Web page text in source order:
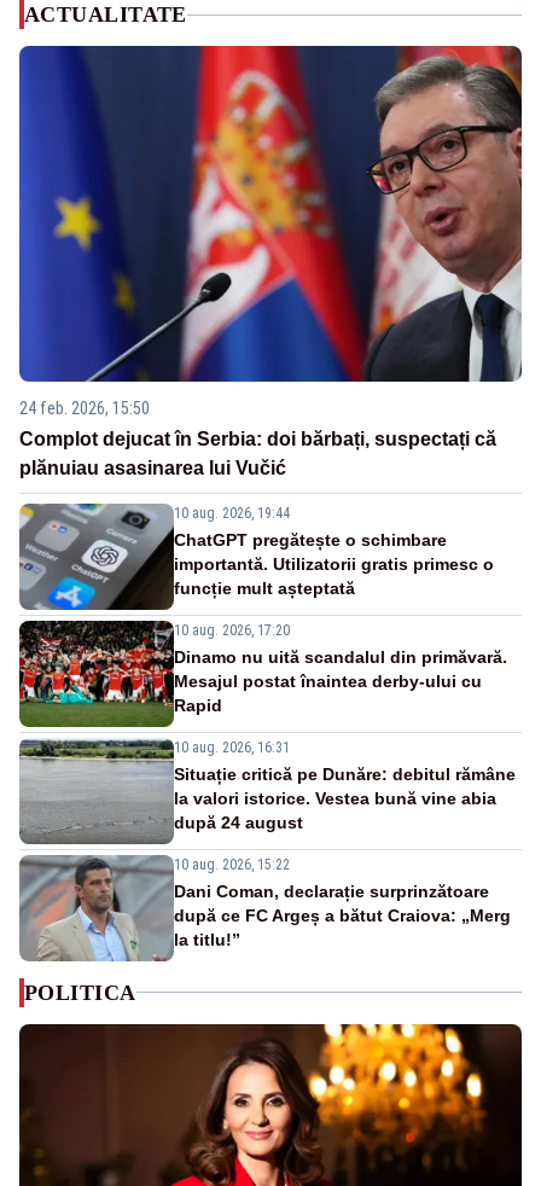
ACTUALITATE
24 feb. 2026, 15:50
Complot dejucat în Serbia: doi bărbați, suspectați că
plănuiau asasinarea lui Vučić
10 aug. 2026, 19:44
ChatGPT pregătește o schimbare
importantă. Utilizatorii gratis primesc o
funcție mult așteptată
10 aug. 2026, 17:20
Dinamo nu uită scandalul din primăvară.
Mesajul postat înaintea derby-ului cu
Rapid
10 aug. 2026, 16:31
Situație critică pe Dunăre: debitul rămâne
la valori istorice. Vestea bună vine abia
după 24 august
10 aug. 2026, 15:22
Dani Coman, declarație surprinzătoare
după ce FC Argeș a bătut Craiova: „Merg
la titlu!”
POLITICA